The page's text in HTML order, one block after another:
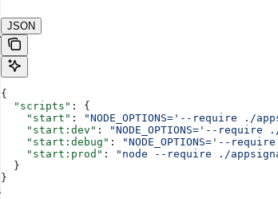
JSON
{
  "scripts"
: {
    "start"
: "NODE_OPTIONS='--require
    "start:dev"
: "NODE_OPTIONS='--
    "start:debug"
: "NODE_OPTIONS='--
    "start:prod"
:
"node --require ./
  }
}